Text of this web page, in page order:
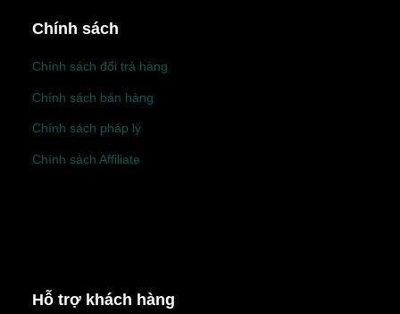
Chính sách
Chính sách đổi trả hàng
Chính sách bán hàng
Chính sách pháp lý
Chính sách Affiliate
Hỗ trợ khách hàng